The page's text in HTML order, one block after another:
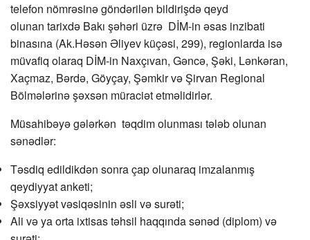
telefon nömrəsinə göndərilən bildirişdə qeyd
olunan tarixdə Bakı şəhəri üzrə DİM-in əsas inzibati
binasına (Ak.Həsən Əliyev küçəsi, 299), regionlarda isə
müvafiq olaraq DİM-in Naxçıvan, Gəncə, Şəki, Lənkəran,
Xaçmaz, Bərdə, Göyçay, Şəmkir və Şirvan Regional
Bölmələrinə şəxsən müraciət etməlidirlər.
Müsahibəyə gələrkən təqdim olunması tələb olunan
sənədlər:
Təsdiq edildikdən sonra çap olunaraq imzalanmış
qeydiyyat anketi;
Şəxsiyyət vəsiqəsinin əsli və surəti;
Ali və ya orta ixtisas təhsil haqqında sənəd (diplom) və